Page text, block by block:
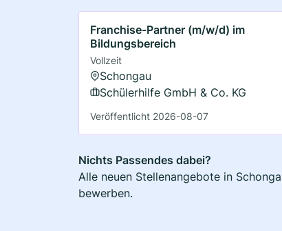
Franchise-Partner (m/w/d) im
Bildungsbereich
Vollzeit
Schongau
Schülerhilfe GmbH & Co. KG
Veröffentlicht 2026-08-07
Nichts Passendes dabei?
Alle neuen Stellenangebote in
bewerben.